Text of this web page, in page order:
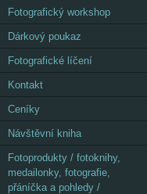
Fotografický workshop
Dárkový poukaz
Fotografické líčení
Kontakt
Ceníky
Návštěvní kniha
Fotoprodukty / fotoknihy,
medailonky, fotografie,
přáníčka a pohledy /